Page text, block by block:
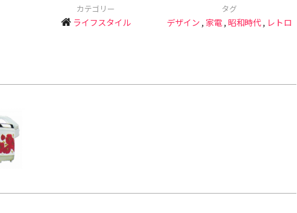
カテゴリー
ライフスタイル
タグ
デザイン , 家電,昭和時代, レトロ